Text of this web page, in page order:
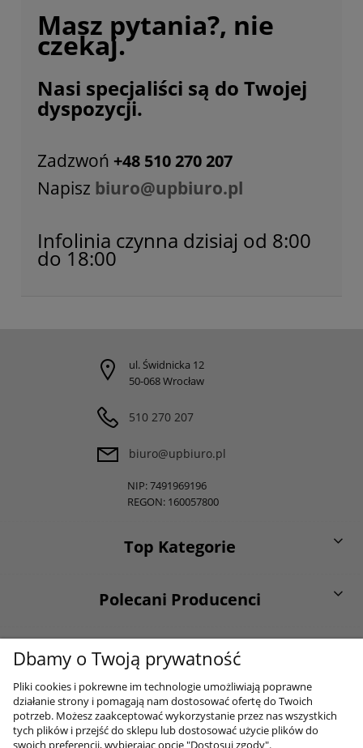
Masz pytania?, nie
czekaj.
Nasi specjaliści są do Twojej
dyspozycji.
Zadzwoń +48 510 270 207
Napisz biuro@upbiuro.pl
Infolinia czynna dzisiaj od 8:00
do 18:00
ul. Świdnicka 12
50-068 Wrocław
510 270 207
biuro@upbiuro.pl
NIP: 7491969196
REGON: 160057800
Top Kategorie
Polecani Producenci
O firmie
Moje konto
Dbamy o Twoją prywatność
Pliki cookies i pokrewne im technologie umożliwiają poprawne
działanie strony i pomagają nam dostosować ofertę do Twoich
potrzeb. Możesz zaakceptować wykorzystanie przez nas wszystkich
tych plików i przejść do sklepu lub dostosować użycie plików do
swoich preferencji, wybierając opcję "Dostosuj zgody".